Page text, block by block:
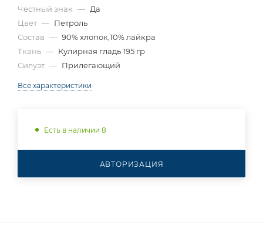
Честный знак — Да
Цвет — Петроль
Состав — 90% хлопок,10% лайкра
Ткань — Кулирная гладь 195 гр
Силуэт — Прилегающий
Все характеристики
Есть в наличии 8
АВТОРИЗАЦИЯ